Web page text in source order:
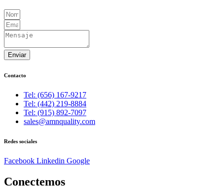
Enviar
Contacto
Tel: (656) 167-9217
Tel: (442) 219-8884
Tel: (915) 892-7097
sales@amnquality.com
Redes sociales
Facebook Linkedin Google
Conectemos